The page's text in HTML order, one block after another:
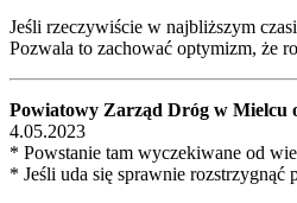
Jeśli rzeczywiście w najbliższym
Pozwala to zachować optymizm, że
Powiatowy Zarząd Dróg w Mielcu
4.05.2023
* Powstanie tam wyczekiwane od
* Jeśli uda się sprawnie